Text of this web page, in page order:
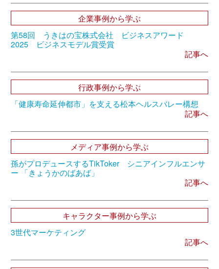
企業事例から学ぶ
第58回 うきはの宝株式会社 ビジネスアワード
2025 ビジネスモデル賞受賞
記事へ
行政事例から学ぶ
「健康寿命延伸都市」を支える松本ヘルスバレー構想
記事へ
メディア事例から学ぶ
孫がプロデュースするTikToker シニアインフルエンサ
ー 「きょうかのばあば」
記事へ
キャラクター事例から学ぶ
3世代マーケティング
記事へ